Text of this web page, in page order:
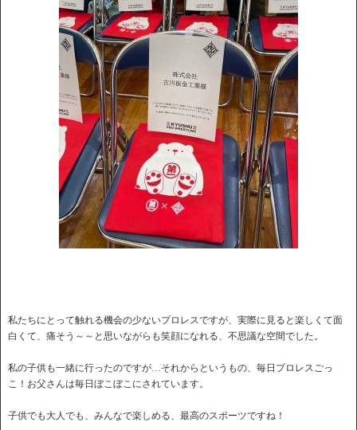
私たちにとって触れる機会の少ないプロレスですが、実際に見ると楽しくて面
白くて、痛そう～～と思いながらも笑顔になれる、不思議な空間でした。
私の子供も一緒に行ったのですが…それからというもの、毎日プロレスごっ
こ！お父さんは毎日ぼこぼこにされています。
子供でも大人でも、みんなで楽しめる、最高のスポーツですね！